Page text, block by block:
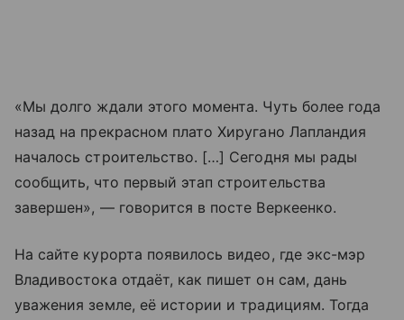
«Мы долго ждали этого момента. Чуть более года
назад на прекрасном плато Хиругано Лапландия
началось строительство. […] Сегодня мы рады
сообщить, что первый этап строительства
завершен», — говорится в посте Веркеенко.
На сайте курорта появилось видео, где экс-мэр
Владивостока отдаёт, как пишет он сам, дань
уважения земле, её истории и традициям. Тогда